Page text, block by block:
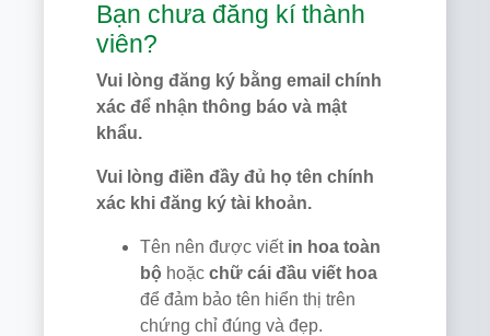
Bạn chưa đăng kí thành
viên?
Vui lòng đăng ký bằng email chính
xác để nhận thông báo và mật
khẩu.
Vui lòng điền đầy đủ họ tên chính
xác khi đăng ký tài khoản.
Tên nên được viết in hoa toàn
bộ hoặc chữ cái đầu viết hoa
để đảm bảo tên hiển thị trên
chứng chỉ đúng và đẹp.